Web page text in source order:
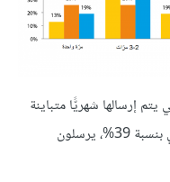
يتم إرسالها شهريًّا متباينة
فعلًا. لكنّ المجموعة الأكبر من المسوّقين، أي بنسبة 39%، يرسلون